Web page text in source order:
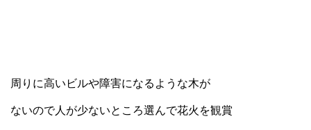
周りに高いビルや障害になるような木が
ないので人が少ないところ選んで花火を観賞